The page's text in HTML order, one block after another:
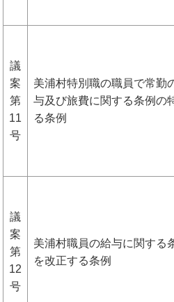
議
案
第
11
号
美浦村特別職の職員で常勤
与及び旅費に関する条例の
る条例
議
案
第
12
号
美浦村職員の給与に関する
を改正する条例